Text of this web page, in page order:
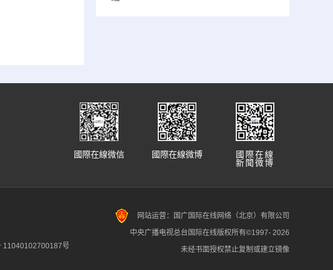
國際在線
新聞微博
國際在線微博
國際在線微信
11040102700187号
网站运营：国广国际在线网络（北京）有限公司
中央广播电视总台国际在线版权所有©1997- 2026
未经书面授权禁止复制或建立镜像